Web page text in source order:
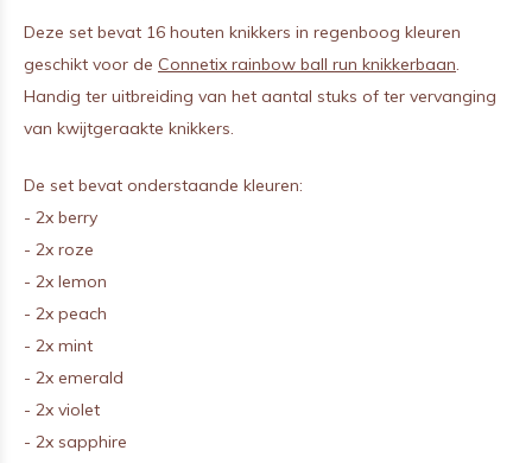
Deze set bevat 16 houten knikkers in regenboog kleuren
geschikt voor de Connetix rainbow ball run knikkerbaan.
Handig ter uitbreiding van het aantal stuks of ter vervanging
van kwijtgeraakte knikkers.
De set bevat onderstaande kleuren:
- 2x berry
- 2x roze
- 2x lemon
- 2x peach
- 2x mint
- 2x emerald
- 2x violet
- 2x sapphire